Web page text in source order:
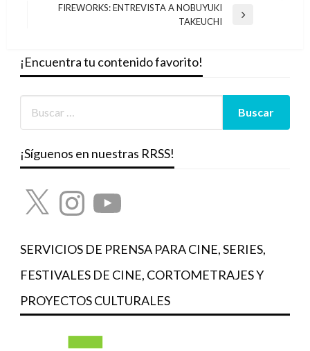
anteriorFIREWORKS: ENTREVISTA A NOBUYUKI
TAKEUCHI
¡Encuentra tu contenido favorito!
¡Síguenos en nuestras RRSS!
X InstagramYouTube
SERVICIOS DE PRENSA PARA CINE, SERIES,
FESTIVALES DE CINE, CORTOMETRAJES Y
PROYECTOS CULTURALES